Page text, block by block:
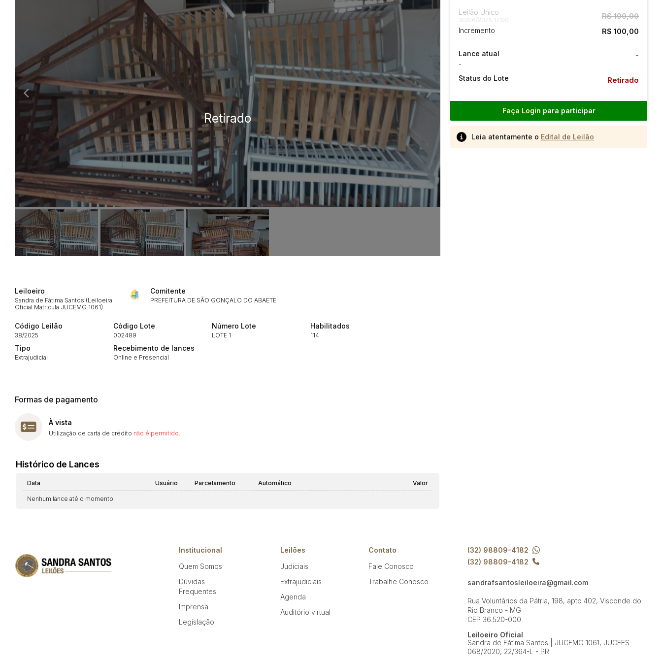
Leilão Único
30/06/2025 17:00 R$ 100,00
Incremento R$ 100,00
Lance atual
-
-
Status do Lote Retirado
Faça Login para participar
Leia atentamente o Edital de Leilão
Leiloeiro
Sandra de Fátima Santos (Leiloeira
Oficial Matricula JUCEMG 1061)
Comitente
PREFEITURA DE SÃO GONÇALO DO ABAETE
Código Leilão
38/2025
Código Lote
002489
Número Lote
LOTE 1
Habilitados
114
Tipo
Extrajudicial
Recebimento de lances
Online e Presencial
Formas de pagamento
À vista
Utilização de carta de crédito não é permitido
Histórico de Lances
Data Usuário Parcelamento Automático Valor
Nenhum lance até o momento
Envie sua Proposta
Data Usuário
Habilite-se para efetuar lances ou propostas
Institucional
Quem Somos
Dúvidas
Frequentes
Imprensa
Legislação
Leilões
Judiciais
Extrajudiciais
Agenda
Auditório virtual
Contato
Fale Conosco
Trabalhe Conosco
(32) 98809-4182
(32) 98809-4182
sandrafsantosleiloeira@gmail.com
Rua Voluntários da Pátria, 198, apto 402, Visconde do
Rio Branco - MG
CEP 36.520-000
Leiloeiro Oficial
Sandra de Fátima Santos | JUCEMG 1061, JUCEES
068/2020, 22/364-L - PR